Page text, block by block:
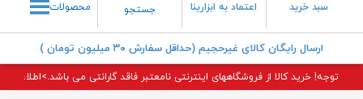
سبد خرید اعتماد به ابزارینا جستجو محصولات
ارسال رایگان کالای غیرحجیم (حداقل سفارش ۳۰ میلیون تومان )
توجه! خرید کالا از فروشگاههای اینترنتی نامعتبر فاقد گارانتی می باشد.>اطلاعات